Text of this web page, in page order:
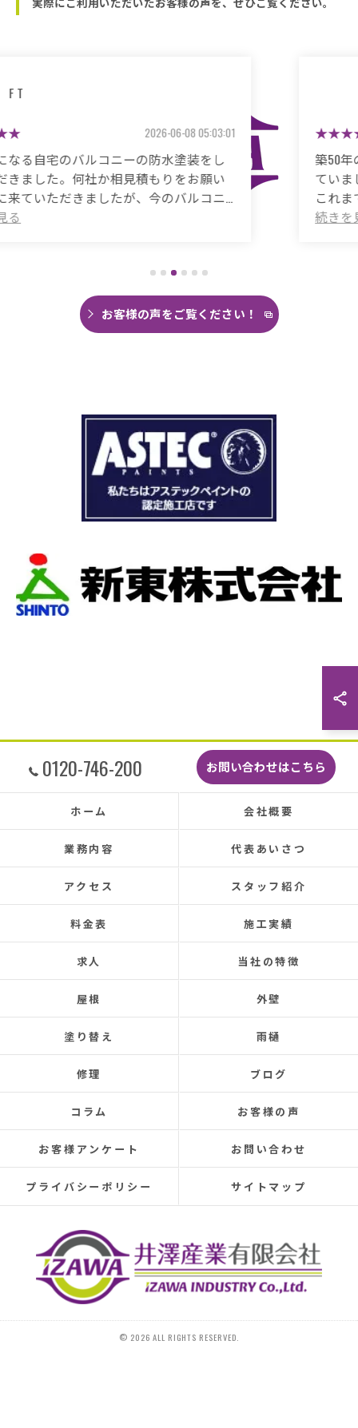
2026-05-26 06:48:59
築50年の自宅、20年程前から雨漏りに悩まされ
ていました。
これまで3度天井から雨漏りしてその都度雨漏り
がなく雨の日は憂鬱で仕方ありませんでした。
今回は絶対に原因を特定して修繕してほしいと
思い毎日口コミを見て井澤産業さんにたどり着
くことができました。
瓦の劣化がだいぶ進んでいて所々でヒビや1箇所
穴が空いているのもわりました。
本当は屋根全部を変えたいところでしたが、こ
の先10数年で住み替え予定なので瓦の差し替え
をお願いしました。
作業です。
当初夕方４時頃終了予定が、家にあった予備の
瓦まで使って瓦を差し替えてもらったので薄暗
くなるまで頑張っていただき頭の下がる思いで
しっかり直していただいたのでその後雨漏りも
もちろんなく、先日はかなりのドシャ降りでし
たがポツポツ音も一切ありませんでした。
本当に井澤さんにお願いしてよかったです、ま
た皆さまとても感じの良い方ばかりで安心して
お任せできました。
あと口コミを書いてくださった皆さまのおかげ
で井澤産業さんを知ることができました。
この場をお借りして感謝いたします。
この度は本当にありがとうございました。
今後ともよろしくお願いします！ (Translated by
Google) My 50-year-old house has been plagued by roof
leaks for about 20 years.
Three times so far, the ceiling has leaked, and although
the leaks were repaired each time, the problem was
never completely fixed.
Even after repairs, the dripping sound would reappear
elsewhere, making rainy days incredibly depressing.
This time, I was determined to have the cause identified
and repaired, so I searched online reviews daily and
finally found Izawa Sangyo.
From the initial estimate, it was completely different
They conducted a thorough leak investigation
and inspecting the attic from the second-floor closet,
and were able to pinpoint the leak location.
They discovered that the roof tiles were significantly
deteriorated, with cracks in several places and even a
hole in one spot.
since I plan to move in the next 10-15 years, I requested
お客様の声をご覧ください！
0120-746-200 お問い合わせはこちら
ホーム 会社概要
業務内容 代表あいさつ
アクセス スタッフ紹介
料金表 施工実績
求人 当社の特徴
屋根 外壁
塗り替え 雨樋
修理 ブログ
コラム お客様の声
お客様アンケート お問い合わせ
プライバシーポリシー サイトマップ
© 2026 ALL RIGHTS RESERVED.